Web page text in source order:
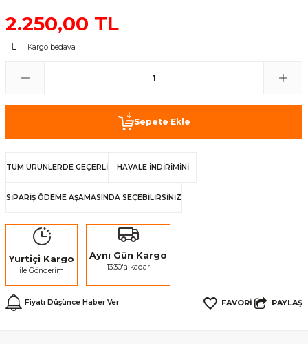
2.250,00 TL
Kargo bedava
Sepete Ekle
TÜM ÜRÜNLERDE GEÇERLİ HAVALE İNDİRİMİNİ
SİPARİŞ ÖDEME AŞAMASINDA SEÇEBİLİRSİNİZ
Yurtiçi Kargo
ile Gönderim
Aynı Gün Kargo
13:30'a kadar
Fiyatı Düşünce Haber Ver PAYLAŞ